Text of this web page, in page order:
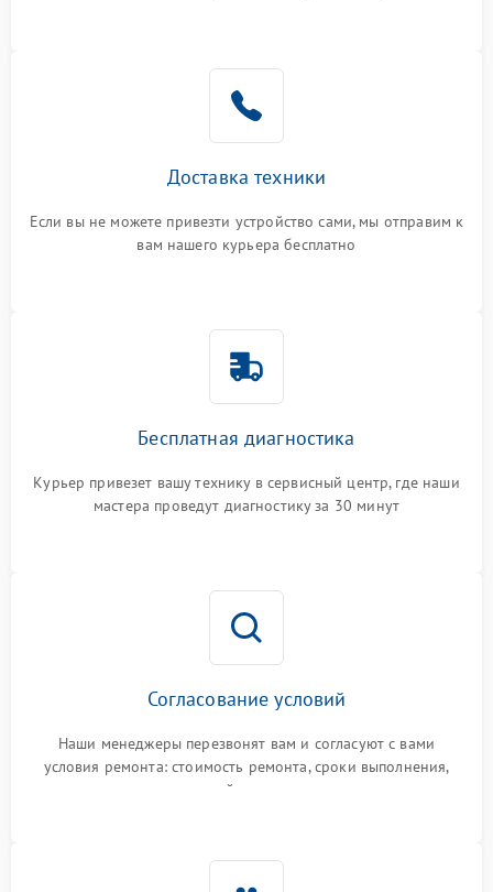
Доставка техники
Если вы не можете привезти устройство сами, мы отправим к
вам нашего курьера бесплатно
Бесплатная диагностика
Курьер привезет вашу технику в сервисный центр, где наши
мастера проведут диагностику за 30 минут
Согласование условий
Наши менеджеры перезвонят вам и согласуют с вами
условия ремонта: стоимость ремонта, сроки выполнения,
гарантийные условия